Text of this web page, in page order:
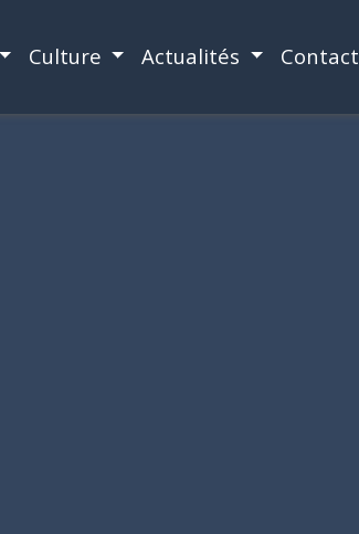
Culture Actualités